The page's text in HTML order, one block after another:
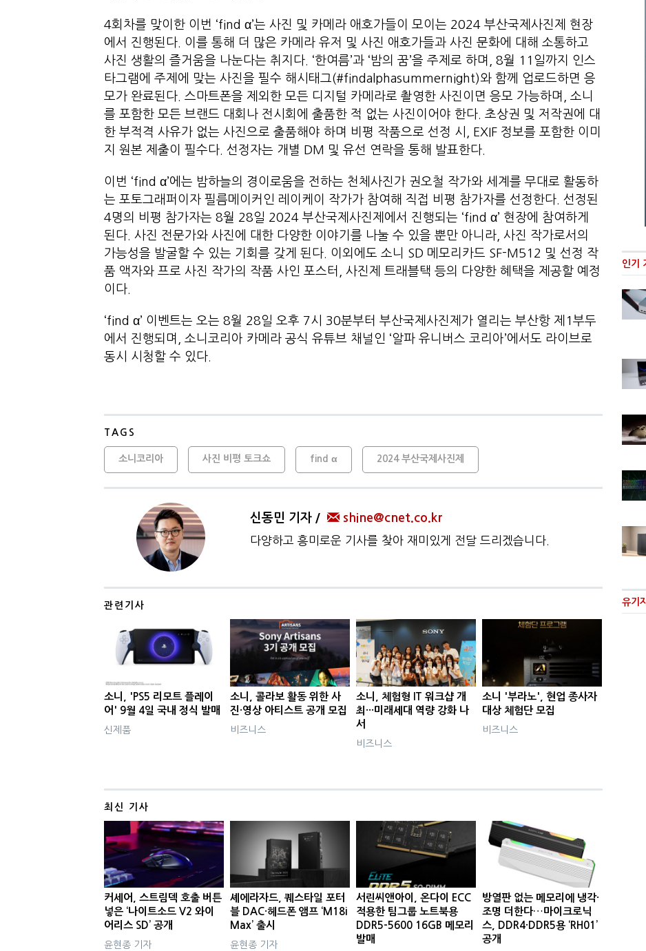
4회차를 맞이한 이번 ‘find α’는 사진 및 카메라 애호가들이 모이는 2024 부산국제사진제 현장
에서 진행된다. 이를 통해 더 많은 카메라 유저 및 사진 애호가들과 사진 문화에 대해 소통하고
사진 생활의 즐거움을 나눈다는 취지다. ‘한여름’과 ‘밤의 꿈’을 주제로 하며, 8월 11일까지 인스
타그램에 주제에 맞는 사진을 필수 해시태그(#findalphasummernight)와 함께 업로드하면 응
모가 완료된다. 스마트폰을 제외한 모든 디지털 카메라로 촬영한 사진이면 응모 가능하며, 소니
를 포함한 모든 브랜드 대회나 전시회에 출품한 적 없는 사진이어야 한다. 초상권 및 저작권에 대
한 부적격 사유가 없는 사진으로 출품해야 하며 비평 작품으로 선정 시, EXIF 정보를 포함한 이미
지 원본 제출이 필수다. 선정자는 개별 DM 및 유선 연락을 통해 발표한다.
이번 ‘find α’에는 밤하늘의 경이로움을 전하는 천체사진가 권오철 작가와 세계를 무대로 활동하
는 포토그래퍼이자 필름메이커인 레이케이 작가가 참여해 직접 비평 참가자를 선정한다. 선정된
4명의 비평 참가자는 8월 28일 2024 부산국제사진제에서 진행되는 ‘find α’ 현장에 참여하게
된다. 사진 전문가와 사진에 대한 다양한 이야기를 나눌 수 있을 뿐만 아니라, 사진 작가로서의
가능성을 발굴할 수 있는 기회를 갖게 된다. 이외에도 소니 SD 메모리카드 SF-M512 및 선정 작
품 액자와 프로 사진 작가의 작품 사인 포스터, 사진제 트래블택 등의 다양한 혜택을 제공할 예정
이다.
‘find α’ 이벤트는 오는 8월 28일 오후 7시 30분부터 부산국제사진제가 열리는 부산항 제1부두
에서 진행되며, 소니코리아 카메라 공식 유튜브 채널인 ‘알파 유니버스 코리아’에서도 라이브로
동시 시청할 수 있다.
TAGS
소니코리아 사진 비평 토크쇼 find α 2024 부산국제사진제
신동민 기자 shine@cnet.co.kr
다양하고 흥미로운 기사를 찾아 재미있게 전달 드리겠습니다.
관련기사
소니, 'PS5 리모트 플레이
어' 9월 4일 국내 정식 발매
신제품
소니, 콜라보 활동 위한 사
진·영상 아티스트 공개 모집
비즈니스
소니, 체험형 IT 워크샵 개
최···미래세대 역량 강화 나
서
비즈니스
소니 '부라노', 현업 종사자
대상 체험단 모집
비즈니스
최신 기사
커세어, 스트림덱 호출 버튼
넣은 ‘나이트소드 V2 와이
어리스 SD’ 공개
윤현종 기자
셰에라자드, 퀘스타일 포터
블 DAC·헤드폰 앰프 ‘M18i
Max’ 출시
윤현종 기자
서린씨앤아이, 온다이 ECC
적용한 팀그룹 노트북용
DDR5-5600 16GB 메모리
발매
방열판 없는 메모리에 냉각·
조명 더한다…마이크로닉
스, DDR4·DDR5용 ‘RH01’
공개
인기
유기